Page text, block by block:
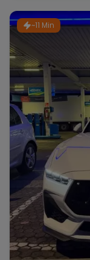
Range Rover
~11 Min